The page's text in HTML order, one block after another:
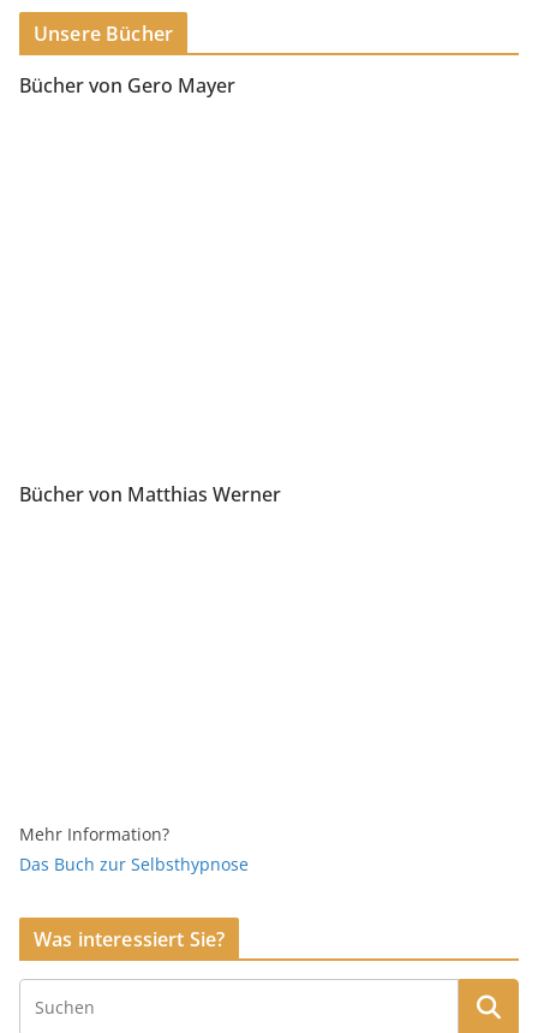
Unsere Bücher
Bücher von Gero Mayer
Bücher von Matthias Werner
Mehr Information?
Das Buch zur Selbsthypnose
Was interessiert Sie?